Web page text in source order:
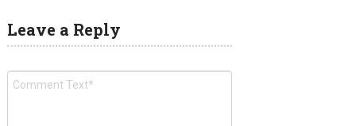
Leave a Reply